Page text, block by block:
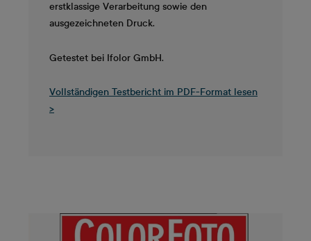
erstklassige Verarbeitung sowie den
ausgezeichneten Druck.
Getestet bei Ifolor GmbH.
Vollständigen Testbericht im PDF-Format lesen
>